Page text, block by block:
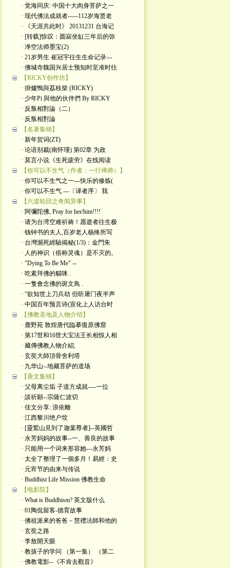
· 觉海同庆: 中国十大肉身菩萨之一
· 现代佛法成就者-----112岁海贤老
· 《天涯共此时》 20131231 台海记
· [转载]惊叹：圆寂坐缸三年后的弥
· 净空法师墨宝(2)
· 21岁男生 崔冠宇往生生命记录---
· 佛城寺魏国兴居士预知时至准时往
【RICKY创作坊】
· 掛爐鴨與荔枝柴 (RICKY)
· 少年Pi 與他的伙伴們 By RICKY
· 反叛相對論（二）
· 反叛相對論
【名著集锦】
· 新年贺词(ZT)
· 论语别裁(南怀瑾) 第02章 为政
· 莫言小说《生死疲劳》在线阅读
【你可以不生气（作者：一行禅师）】
· 你可以不生气之一---快乐的修炼(
· 你可以不生气 ---〔译者序〕 我
【六道轮回之奇闻异事】
· 阿彌陀佛, Pray for her/him!!!!
· 请为台湾空难祈祷！愿逝者往生极
· 钱钟书的夫人,百岁老人杨绛所写
· 台灣瀕死經驗揭秘(1/3)：金門朱
· 人的神识（俗称灵魂）是不灭的。
· "Dying To Be Me" --
· 吃素拜佛的貓咪 .
· 一隻會念佛的斑文鳥 .
· “欲知世上刀兵劫 但听屠门夜半声
· 中国百年预言诗(宣化上人访台时
【佛教圣地及人物介绍】
· 鹿野苑 敦煌唐代臨摹復原佛窟
· 第17世和16世大宝法王长相惊人相
· 藏傳佛教人物介紹,
· 玄奘大師頂骨舍利塔
· 九华山--地藏菩萨的道场
【善文集锦】
· 父母离尘垢 子道方成就----一位
· 談祈願--宗薩仁波切
· 佳文分享: 浪依離
· 江西黎川绝户坟
· [靈鷲山見到了迦葉尊者]--英國哲
· 永芳妈妈的故事--一、善良的故事
· 只能用一个词来形容她---永芳妈
· 太全了整理了一個多月！易經：史
· 元宵节的由来与传说
· Buddhist Life Mission 佛教生命
【电影院】
· What is Buddhism? 英文版什么
· 01陶侃留客-德育故事
· 佛祖派來的爸爸－慧禮法師和他的
· 玄奘之路
· 李敖開天眼
· 教孩子的学问 （第一集） （第二
· 佛教電影--《不肯去觀音》